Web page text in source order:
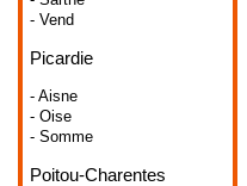
- Vend
Picardie
- Aisne
- Oise
- Somme
Poitou-Charentes